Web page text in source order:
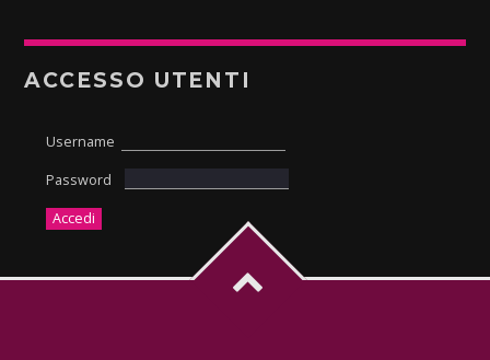
ACCESSO UTENTI
Username
Password